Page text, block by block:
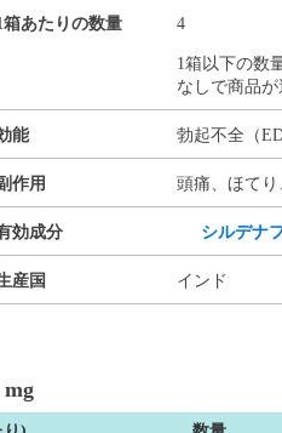
箱あたりの数量 4
1箱以下の数
なしで商品が
能 勃起不全（
作用 頭痛、ほて
効成分 シルデナ
産国 インド